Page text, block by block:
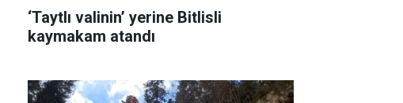
‘Taytlı valinin’ yerine Bitlisli
kaymakam atandı